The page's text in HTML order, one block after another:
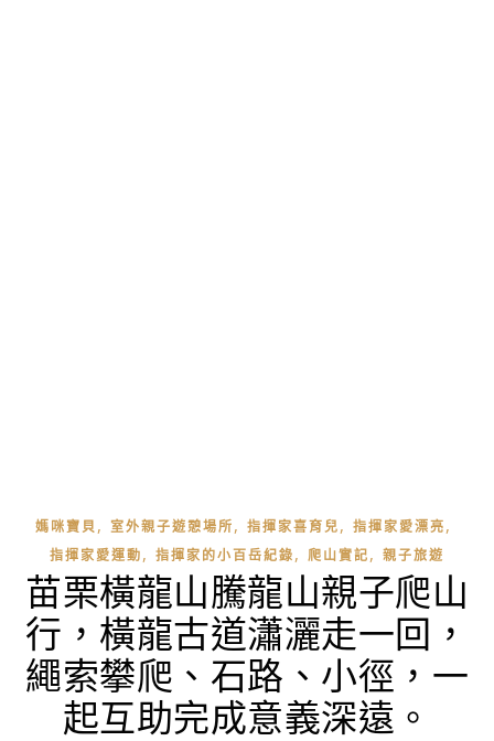
媽咪寶貝, 室外親子遊憩場所, 指揮家喜育兒, 指揮家愛漂亮,
指揮家愛運動, 指揮家的小百岳紀錄, 爬山實記, 親子旅遊
苗栗橫龍山騰龍山親子爬山
行，橫龍古道瀟灑走一回，
繩索攀爬、石路、小徑，一
起互助完成意義深遠。